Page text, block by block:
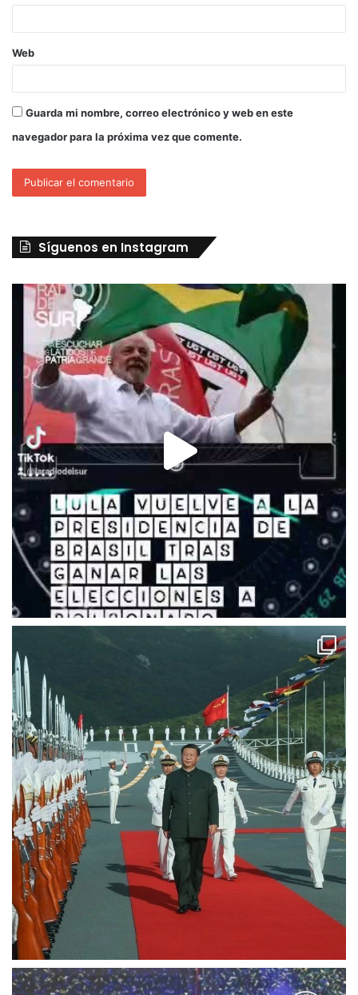
Web
Guarda mi nombre, correo electrónico y web en este
navegador para la próxima vez que comente.
Síguenos en Instagram